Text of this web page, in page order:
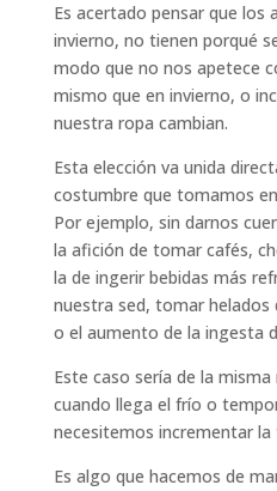
Es acertado pensar que los
invierno, no tienen porqué
modo que no nos apetece
mismo que en invierno, o
nuestra ropa cambian.
Esta elección va unida
costumbre que tomamos
Por ejemplo, sin darnos
la afición de tomar cafés,
la de ingerir bebidas más
nuestra sed, tomar helados
o el aumento de la ingesta
Este caso sería de la
cuando llega el frío o
necesitemos incrementar
Es algo que hacemos de